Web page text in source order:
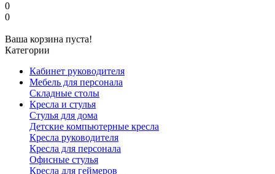
0
0
Ваша корзина пуста!
Категории
Кабинет руководителя
Мебель для персонала
Складные столы
Кресла и стулья
Стулья для дома
Детские компьютерные кресла
Кресла руководителя
Кресла для персонала
Офисные стулья
Кресла для геймеров